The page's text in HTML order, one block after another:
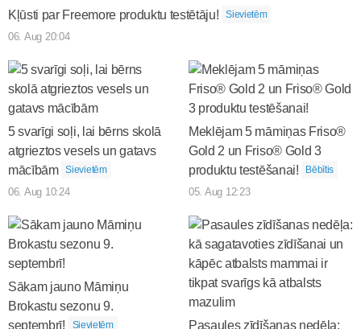
Kļūsti par Freemore produktu testētāju! Sievietēm
06. Aug 20:04
5 svarīgi soļi, lai bērns skolā
atgrieztos vesels un gatavs
mācībām
Sievietēm
06. Aug 10:24
Meklējam 5 māmiņas Friso®
Gold 2 un Friso® Gold 3
produktu testēšanai!
Bēbītis
05. Aug 12:23
Sākam jauno Māmiņu
Brokastu sezonu 9.
septembrī!
Sievietēm
Pasaules zīdīšanas nedēļa: